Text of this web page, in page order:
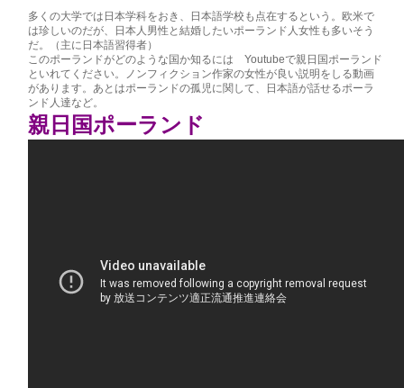
多くの大学では日本学科をおき、日本語学校も点在するという。欧米で
は珍しいのだが、日本人男性と結婚したいポーランド人女性も多いそう
だ。（主に日本語習得者）
このポーランドがどのような国か知るには Youtubeで親日国ポーランド
といれてください。ノンフィクション作家の女性が良い説明をしる動画
があります。あとはポーランドの孤児に関して、日本語が話せるポーラ
ンド人達など。
親日国ポーランド